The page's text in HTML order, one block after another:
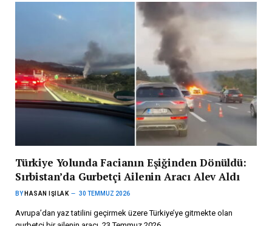
Türkiye Yolunda Facianın Eşiğinden Dönüldü:
Sırbistan’da Gurbetçi Ailenin Aracı Alev Aldı
BY HASAN IŞILAK 30 TEMMUZ 2026
Avrupa’dan yaz tatilini geçirmek üzere Türkiye’ye gitmekte olan